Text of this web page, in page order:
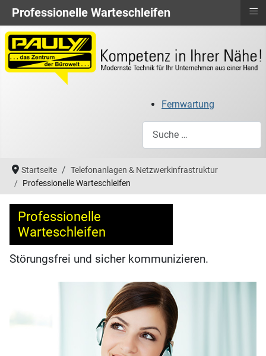
Fernwartung
Startseite
Telefonanlagen & Netzwerkinfrastruktur
Professionelle Warteschleifen
Professionelle
Warteschleifen
Störungsfrei und sicher kommunizieren.
Professionelle Warteschleifen ≡